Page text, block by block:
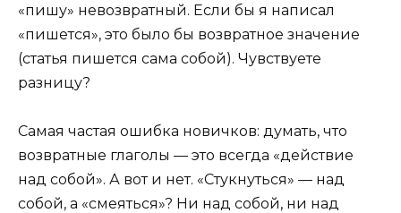
«пишу» невозвратный. Если бы я написал
«пишется», это было бы возвратное значение
(статья пишется сама собой). Чувствуете
разницу?
Самая частая ошибка новичков: думать, что
возвратные глаголы — это всегда «действие
над собой». А вот и нет. «Стукнуться» — над
собой, а «смеяться»? Ни над собой, ни над